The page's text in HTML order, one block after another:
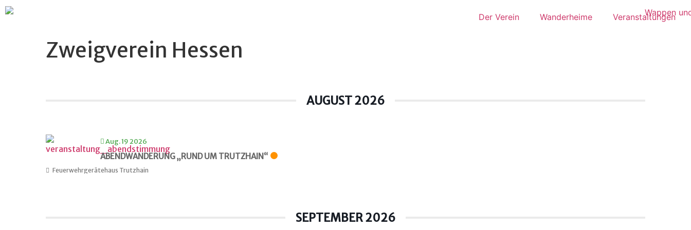
Der Verein Wanderheime Veranstaltungen
Zweigverein Hessen
AUGUST 2026
Aug. 19 2026
ABENDWANDERUNG „RUND UM TRUTZHAIN“
Feuerwehrgerätehaus Trutzhain
SEPTEMBER 2026